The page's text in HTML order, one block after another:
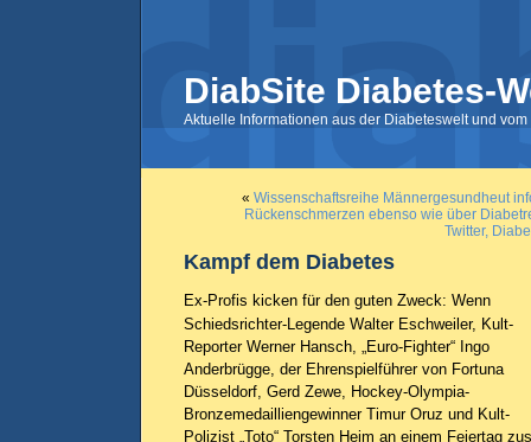
DiabSite Diabetes-
Aktuelle Informationen aus der Diabeteswelt und
« Wissenschaftsreihe Männergesundheut
Rückenschmerzen ebenso wie über
Twitter,
Kampf dem Diabetes
Ex-Profis kicken für den guten Zweck: Wenn
Schiedsrichter-Legende Walter Eschweiler, Kult-
Reporter Werner Hansch, „Euro-Fighter“ Ingo
Anderbrügge, der Ehrenspielführer von Fortuna
Düsseldorf, Gerd Zewe, Hockey-Olympia-
Bronzemedailliengewinner Timur Oruz und Kult-
Polizist „Toto“ Torsten Heim an einem Feiertag